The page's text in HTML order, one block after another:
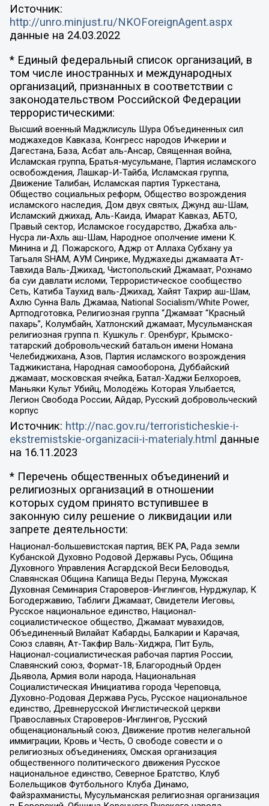
Источник:
http://unro.minjust.ru/NKOForeignAgent.aspx
данные на 24.03.2022
* Единый федеральный список организаций, в
том числе иностранных и международных
организаций, признанных в соответствии с
законодательством Российской Федерации
террористическими:
Высший военный Маджлисуль Шура Объединенных сил
моджахедов Кавказа, Конгресс народов Ичкерии и
Дагестана, База, Асбат аль-Ансар, Священная война,
Исламская группа, Братья-мусульмане, Партия исламского
освобождения, Лашкар-И-Тайба, Исламская группа,
Движение Талибан, Исламская партия Туркестана,
Общество социальных реформ, Общество возрождения
исламского наследия, Дом двух святых, Джунд аш-Шам,
Исламский джихад, Аль-Каида, Имарат Кавказ, АБТО,
Правый сектор, Исламское государство, Джабха аль-
Нусра ли-Ахль аш-Шам, Народное ополчение имени К.
Минина и Д. Пожарского, Аджр от Аллаха Субхану уа
Тагьаля SHAM, АУМ Синрике, Муджахеды джамаата Ат-
Тавхида Валь-Джихад, Чистопольский Джамаат, Рохнамо
ба суи давлати исломи, Террористическое сообщество
Сеть, Катиба Таухид валь-Джихад, Хайят Тахрир аш-Шам,
Ахлю Сунна Валь Джамаа, National Socialism/White Power,
Артподготовка, Религиозная группа “Джамаат “Красный
пахарь”, Колумбайн, Хатлонский джамаат, Мусульманская
религиозная группа п. Кушкуль г. Оренбург, Крымско-
татарский добровольческий батальон имени Номана
Челебиджихана, Азов, Партия исламского возрождения
Таджикистана, Народная самооборона, Дуббайский
джамаат, московская ячейка, Батал-Хаджи Белхороев,
Маньяки Культ Убийц, Молодёжь Которая Улыбается,
Легион Свобода России, Айдар, Русский добровольческий
корпус
Источник: http://nac.gov.ru/terroristicheskie-i-
ekstremistskie-organizacii-i-materialy.html данные
на 16.11.2023
* Перечень общественных объединений и
религиозных организаций в отношении
которых судом принято вступившее в
законную силу решение о ликвидации или
запрете деятельности:
Национал-большевистская партия, ВЕК РА, Рада земли
Кубанской Духовно Родовой Державы Русь, Община
Духовного Управления Асгардской Веси Беловодья,
Славянская Община Капища Веды Перуна, Мужская
Духовная Семинария Староверов-Инглингов, Нурджулар, К
Богодержавию, Таблиги Джамаат, Свидетели Иеговы,
Русское национальное единство, Национал-
социалистическое общество, Джамаат мувахидов,
Объединенный Вилайат Кабарды, Балкарии и Карачая,
Союз славян, Ат-Такфир Валь-Хиджра, Пит Буль,
Национал-социалистическая рабочая партия России,
Славянский союз, Формат-18, Благородный Орден
Дьявола, Армия воли народа, Национальная
Социалистическая Инициатива города Череповца,
Духовно-Родовая Держава Русь, Русское национальное
единство, Древнерусской Инглистической церкви
Православных Староверов-Инглингов, Русский
общенациональный союз, Движение против нелегальной
иммиграции, Кровь и Честь, О свободе совести и о
религиозных объединениях, Омская организация
общественного политического движения Русское
национальное единство, Северное Братство, Клуб
Болельщиков Футбольного Клуба Динамо,
Файзрахманисты, Мусульманская религиозная организация